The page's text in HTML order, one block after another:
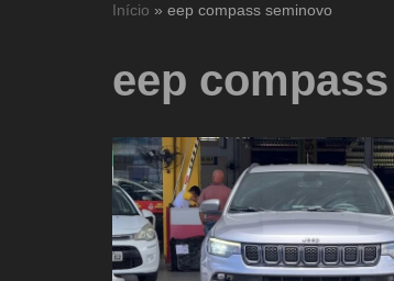
Início » eep compass seminovo
eep